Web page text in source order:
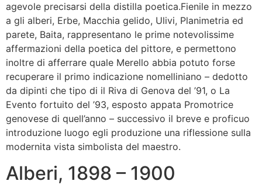
agevole precisarsi della distilla poetica.Fienile in mezzo
a gli alberi, Erbe, Macchia gelido, Ulivi, Planimetria ed
parete, Baita, rappresentano le prime notevolissime
affermazioni della poetica del pittore, e permettono
inoltre di afferrare quale Merello abbia potuto forse
recuperare il primo indicazione nomelliniano – dedotto
da dipinti che tipo di il Riva di Genova del ’91, o La
Evento fortuito del ’93, esposto appata Promotrice
genovese di quell’anno – successivo il breve e proficuo
introduzione luogo egli produzione una riflessione sulla
modernita vista simbolista del maestro.
Alberi, 1898 – 1900